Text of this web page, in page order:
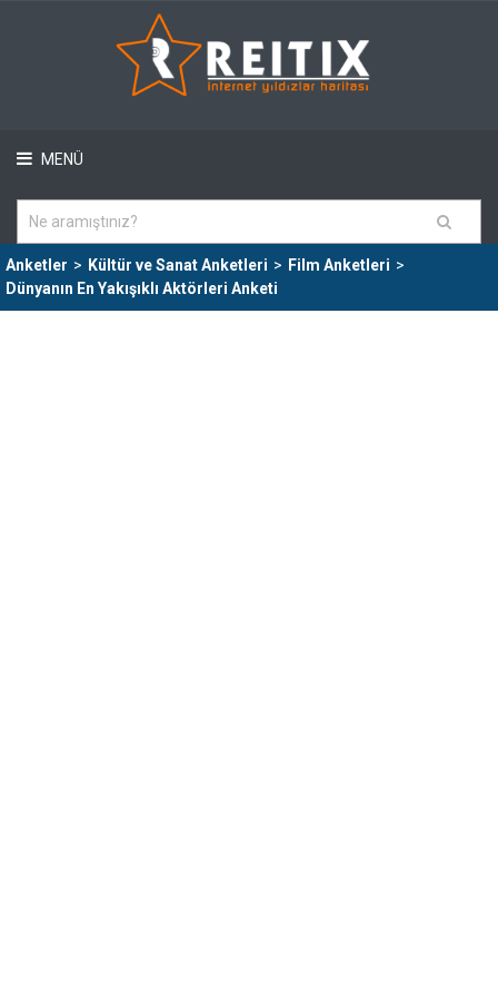
MENÜ
Anketler > Kültür ve Sanat Anketleri > Film Anketleri >
Dünyanın En Yakışıklı Aktörleri Anketi